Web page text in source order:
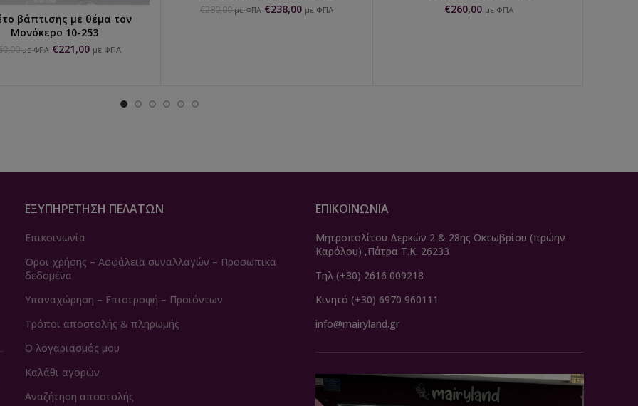
ΕΠΙΛΟΓΉ...
βάπτισης με θέμα τον
Μονόκερο 10-253
με ΦΠΑ €221,00 με ΦΠΑ
€280,00 με ΦΠΑ €238,00 με ΦΠΑ
€260,00 με ΦΠΑ
ΕΞΥΠΗΡΈΤΗΣΗ ΠΕΛΑΤΏΝ
Επικοινωνία
Όροι χρήσης – Ασφάλεια συναλλαγών – Προσωπικά
δεδομένα
Υπαναχώρηση – Επιστροφή – Προϊόντων
Τρόποι αποστολής & πληρωμής
Ο λογαριασμός μου
Καλάθι αγορών
Αναζήτηση αποστολής
ΕΠΙΚΟΙΝΩΝΙΑ
Μητροπολίτου Δερκών 2 & 28ης Οκτωβρίου (πρώην
Καρόλου) ,Πάτρα Τ.Κ. 26233
Τηλ (+30) 2616 009218
Κινητό (+30) 6970 960111
info@mairyland.gr